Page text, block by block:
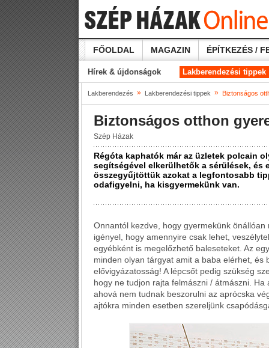
FŐOLDAL MAGAZIN ÉPÍTKEZÉS /
Hírek & újdonságok Lakberendezési tippek
Lakberendezés » Lakberendezési tippek » Biztonságos
Biztonságos otthon
Szép Házak
Régóta kaphatók már az üzletek polcain
segítségével elkerülhetők a sérülések, és
összegyűjtöttük azokat a legfontosabb
odafigyelni, ha kisgyermekünk van.
Onnantól kezdve, hogy gyermekünk
igényel, hogy amennyire csak lehet,
egyébként is megelőzhető baleseteket. Az
minden olyan tárgyat amit a baba elérhet,
elővigyázatosság! A lépcsőt pedig szükség
hogy ne tudjon rajta felmászni / átmászni.
ahová nem tudnak beszorulni az aprócska
ajtókra minden esetben szereljünk